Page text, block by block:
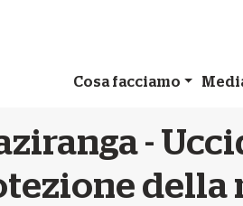
Cosa facciamo
-
della